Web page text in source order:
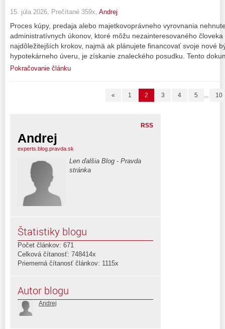
15. júla 2026, Prečítané 359x, Andrej
Proces kúpy, predaja alebo majetkovoprávneho vyrovnania
administratívnych úkonov, ktoré môžu nezainteresovaného
najdôležitejších krokov, najmä ak plánujete financovať svoje nové
hypotekárneho úveru, je získanie znaleckého posudku. Tento
Pokračovanie článku
« 1 2 3 4 5 ... 10
RSS
Andrej
experts.blog.pravda.sk
Len ďalšia Blog - Pravda
stránka
Štatistiky blogu
Počet článkov: 671
Celková čítanosť: 748414x
Priemerná čítanosť článkov: 1115x
Autor blogu
Andrej